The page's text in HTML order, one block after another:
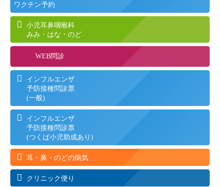
ワクチン予約
小児耳鼻咽喉科
みみ・はな・のど
WEB問診
インフルエンザ
予防接種問診票
(一般)
インフルエンザ
予防接種問診票
(つくば小児助成あり)
耳・鼻・のどの病気
クリニック便り